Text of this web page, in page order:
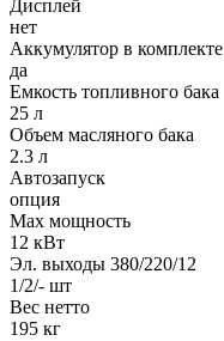
Дисплей
нет
Аккумулятор в комплекте
да
Емкость топливного бака
25 л
Объем масляного бака
2.3 л
Автозапуск
опция
Max мощность
12 кВт
Эл. выходы 380/220/12
1/2/- шт
Вес нетто
195 кг